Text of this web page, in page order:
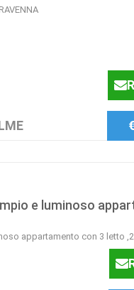
e luminoso
appartamento con 3 letto